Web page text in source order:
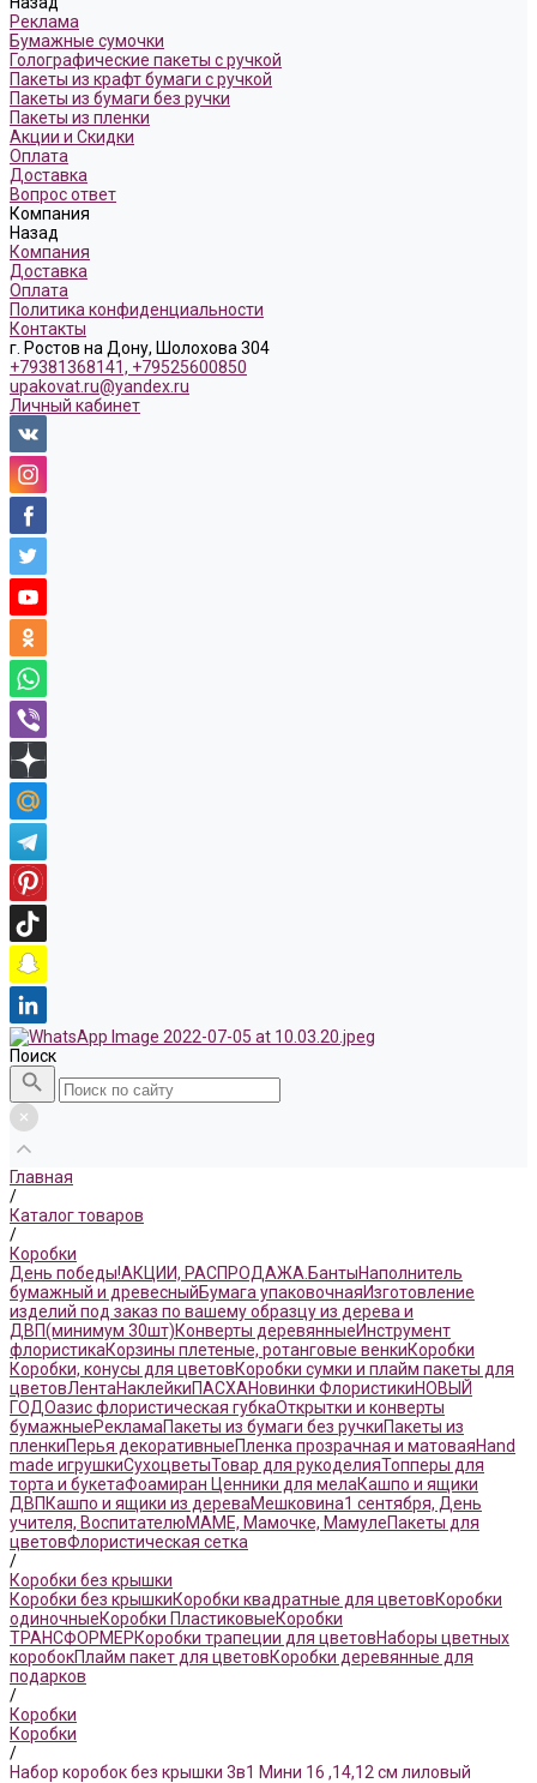
Реклама
Бумажные сумочки
Голографические пакеты с ручкой
Пакеты из крафт бумаги с ручкой
Пакеты из бумаги без ручки
Пакеты из пленки
Акции и Скидки
Оплата
Доставка
Вопрос ответ
Компания
Назад
Компания
Доставка
Оплата
Политика конфиденциальности
Контакты
г. Ростов на Дону, Шолохова 304
+79381368141, +79525600850
upakovat.ru@yandex.ru
Личный кабинет
Поиск
Главная
/
Каталог товаров
/
Коробки
День победы!АКЦИИ, РАСПРОДАЖА. БантыНаполнитель
бумажный и древесныйБумага упаковочнаяИзготовление
изделий под заказ по вашему образцу из дерева и
ДВП(минимум 30шт)Конверты деревянныеИнструмент
флористикаКорзины плетеные, ротанговые венкиКоробки
Коробки, конусы для цветовКоробки сумки и плайм пакеты для
цветовЛентаНаклейкиПАСХАНовинки ФлористикиНОВЫЙ
ГОДОазис флористическая губкаОткрытки и конверты
бумажныеРекламаПакеты из бумаги без ручкиПакеты из
пленкиПерья декоративныеПленка прозрачная и матоваяHand
made игрушкиСухоцветыТовар для рукоделияТопперы для
торта и букетаФоамиран Ценники для мелаКашпо и ящики
ДВП Кашпо и ящики из дереваМешковина1 сентября, День
учителя, ВоспитателюМАМЕ, Мамочке, МамулеПакеты для
цветовФлористическая сетка
/
Коробки без крышки
Коробки без крышкиКоробки квадратные для цветовКоробки
одиночныеКоробки ПластиковыеКоробки
ТРАНСФОРМЕРКоробки трапеции для цветовНаборы цветных
коробокПлайм пакет для цветовКоробки деревянные для
подарков
/
Коробки
Коробки
/
Набор коробок без крышки 3в1 Мини 16 ,14,12 см лиловый